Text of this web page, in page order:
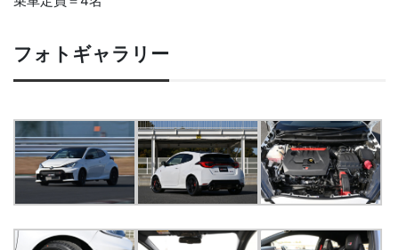
フォトギャラリー